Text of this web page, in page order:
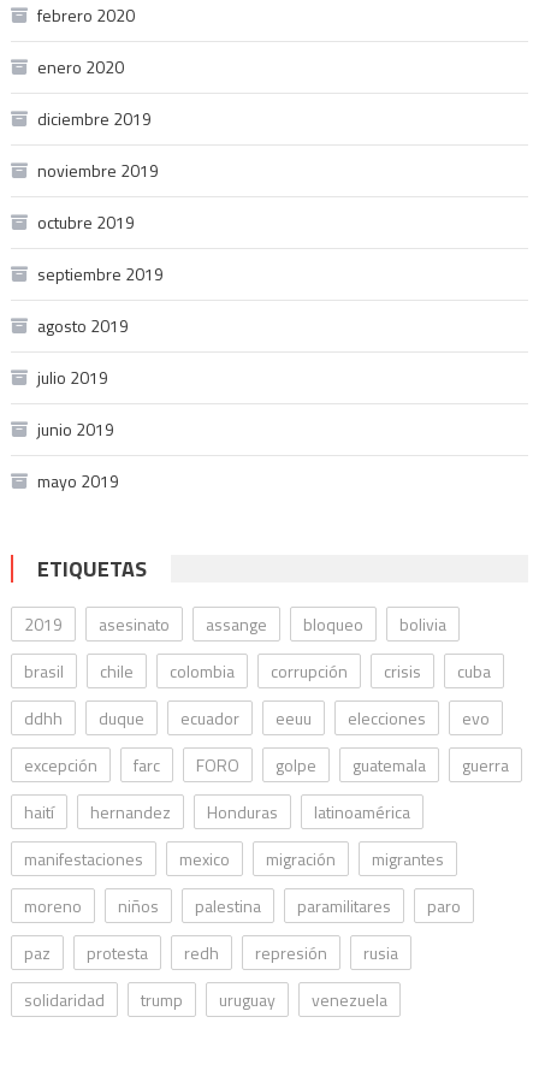
febrero 2020
enero 2020
diciembre 2019
noviembre 2019
octubre 2019
septiembre 2019
agosto 2019
julio 2019
junio 2019
mayo 2019
ETIQUETAS
2019 asesinato assange bloqueo
bolivia
brasil
chile colombia corrupción crisis
cuba
ddhh
duque ecuador eeuu elecciones
evo
excepción
farc FORO golpe guatemala
guerra
haití
hernandez Honduras
latinoamérica
manifestaciones
mexico migración
migrantes
moreno
niños palestina paramilitares
paro
paz
protesta redh represión
rusia
solidaridad
trump uruguay venezuela